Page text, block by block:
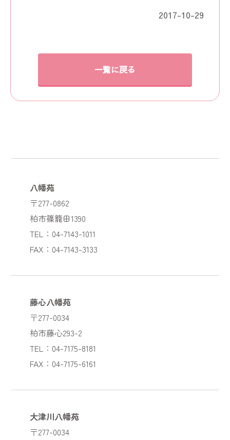
2017-10-29
一覧に戻る
八幡苑
〒277-0862
柏市篠籠田1390
TEL：04-7143-1011
FAX：04-7143-3133
藤心八幡苑
〒277-0034
柏市藤心293-2
TEL：04-7175-8181
FAX：04-7175-6161
大津川八幡苑
〒277-0034